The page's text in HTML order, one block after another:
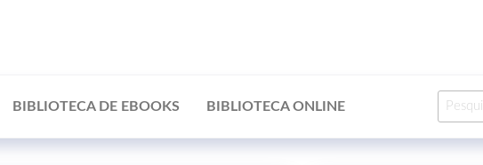
BIBLIOTECA DE EBOOKS BIBLIOTECA ONLINE